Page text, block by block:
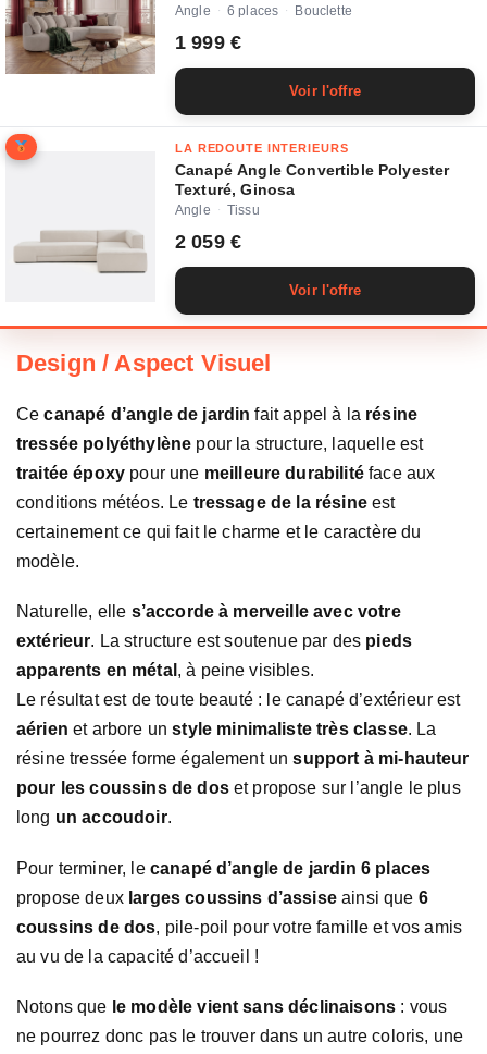
Angle · 6 places · Bouclette
1 999 €
Voir l'offre
LA REDOUTE INTERIEURS
Canapé Angle Convertible Polyester
Texturé, Ginosa
Angle · Tissu
2 059 €
Voir l'offre
Design / Aspect Visuel
Cecanapé d’angle de jardin fait appel à la résine
tressée polyéthylène pour la structure, laquelle est
traitée époxy pour une meilleure durabilitéface aux
conditions météos. Le tressage de la résineest
certainement ce qui fait le charme et le caractère du
modèle.
Naturelle, elle s’accorde à merveille avec votre
extérieur. La structure est soutenue par des pieds
apparents en métal , à peine visibles.
Le résultat est de toute beauté : le canapé d’extérieur est
aérien et arbore un style minimaliste très classe. La
résine tressée forme également unsupport à mi-hauteur
pour les coussins de doset propose sur l’angle le plus
long un accoudoir.
Pour terminer, le canapé d’angle de jardin 6 places
propose deux larges coussins d’assiseainsi que 6
coussins de dos, pile-poil pour votre famille et vos amis
au vu de la capacité d’accueil !
Notons que le modèle vient sans déclinaisons : vous
ne pourrez donc pas le trouver dans un autre coloris, une